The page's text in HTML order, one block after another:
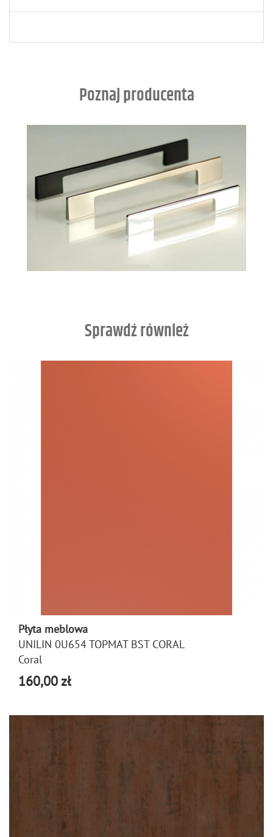
Poznaj producenta
Sprawdź również
Płyta meblowa
UNILIN 0U654 TOPMAT BST CORAL
Coral
160,00 zł